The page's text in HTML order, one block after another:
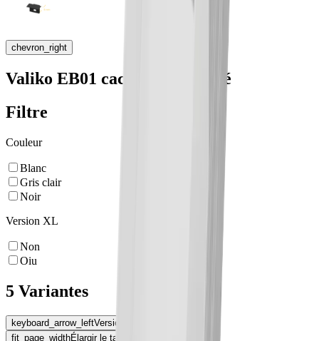
chevron_right
Valiko EB01 cache d'extremité
Filtre
Couleur
Blanc
Gris clair
Noir
Version XL
Non
Oiu
5 Variantes
keyboard_arrow_leftVersion XL
fit_page_widthÉlargir le tableau